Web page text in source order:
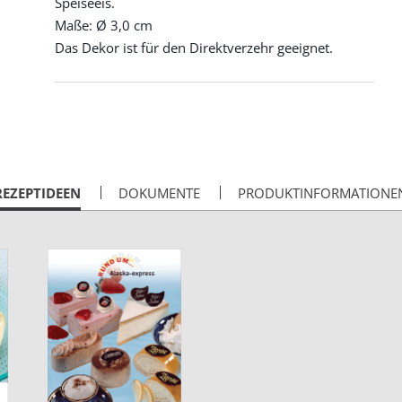
Maße: Ø 3,0 cm
Das Dekor ist für den Direktverzehr geeignet.
DOKUMENTE